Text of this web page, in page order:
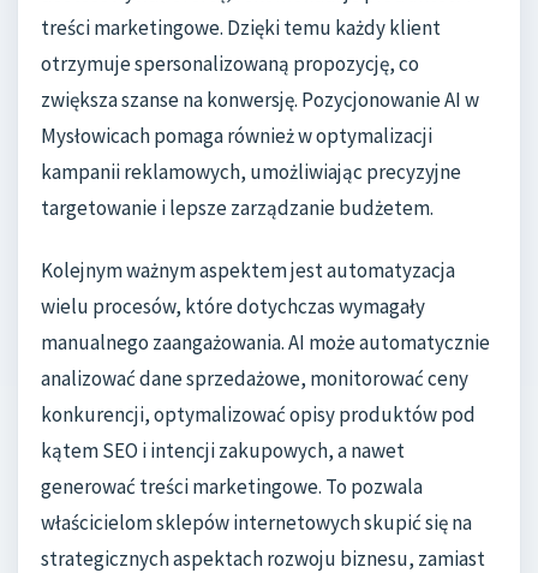
treści marketingowe. Dzięki temu każdy klient
otrzymuje spersonalizowaną propozycję, co
zwiększa szanse na konwersję. Pozycjonowanie AI w
Mysłowicach pomaga również w optymalizacji
kampanii reklamowych, umożliwiając precyzyjne
targetowanie i lepsze zarządzanie budżetem.
Kolejnym ważnym aspektem jest automatyzacja
wielu procesów, które dotychczas wymagały
manualnego zaangażowania. AI może automatycznie
analizować dane sprzedażowe, monitorować ceny
konkurencji, optymalizować opisy produktów pod
kątem SEO i intencji zakupowych, a nawet
generować treści marketingowe. To pozwala
właścicielom sklepów internetowych skupić się na
strategicznych aspektach rozwoju biznesu, zamiast